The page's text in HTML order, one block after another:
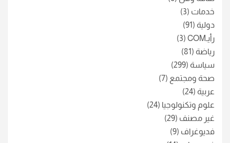
خدمات (3)
دولية (91)
رأيـCOM
(3)
رياضة (81)
سياسة (299)
صحة ومجتمع (7)
عربية (24)
علوم وتكنولوجيا (24)
غير مصنف (29)
فديوغراف (9)